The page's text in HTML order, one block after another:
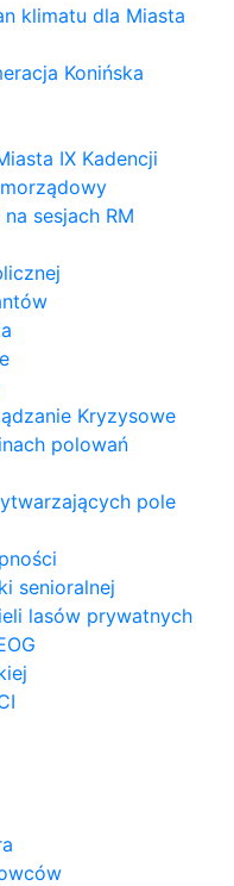
klimatu dla Miasta
Konińska
IX Kadencji
sesjach RM
Kryzysowe
polowań
pole
senioralnej
lasów prywatnych